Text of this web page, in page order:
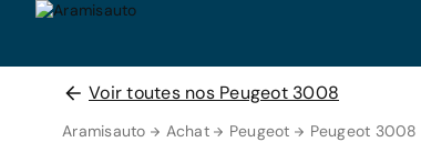
Voir toutes nos Peugeot 3008
Aramisauto Achat Peugeot Peugeot 3008